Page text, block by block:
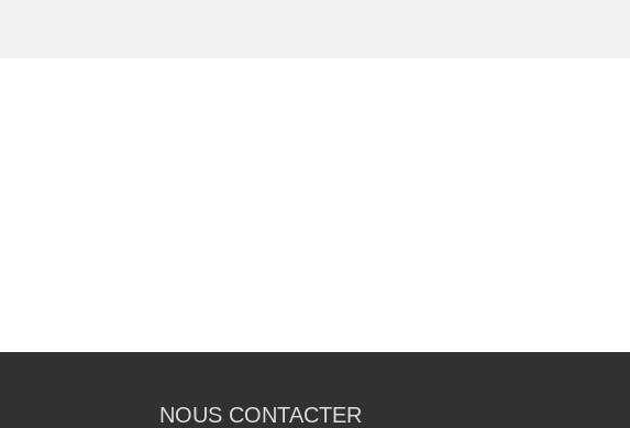
NOUS CONTACTER